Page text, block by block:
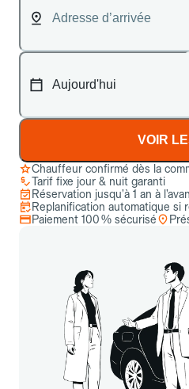
VOIR
Chauffeur confirmé dès la
Tarif fixe jour & nuit garanti
Réservation jusqu’à 1 an à
Replanification automatique si
Paiement 100 % sécurisé